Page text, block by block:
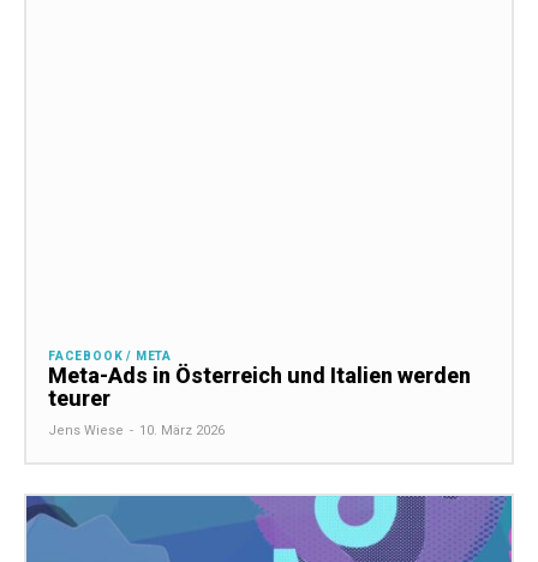
FACEBOOK / META
Meta-Ads in Österreich und Italien werden
teurer
Jens Wiese - 10. März 2026